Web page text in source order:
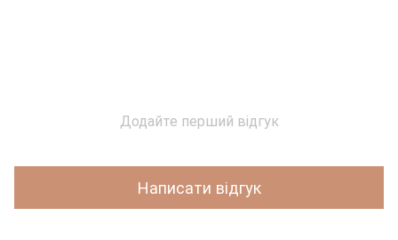
Додайте перший відгук
Написати відгук